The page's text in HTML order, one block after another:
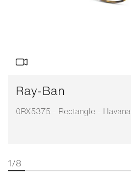
Ray-Ban
0RX5375 - Rectangle - Havana
1/8